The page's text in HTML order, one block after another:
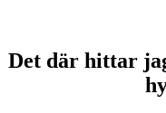
Det där hittar